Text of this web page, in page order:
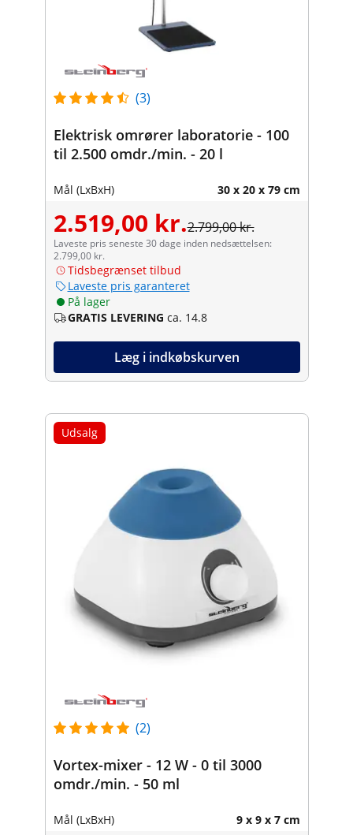
(3)
Elektrisk omrører laboratorie - 100
til 2.500 omdr./min. - 20 l
Mål (LxBxH) 30 x 20 x 79 cm
2.519,00 kr.2.799,00 kr.
Laveste pris seneste 30 dage inden nedsættelsen:
2.799,00 kr.
Tidsbegrænset tilbud
Laveste pris garanteret
På lager
GRATIS LEVERING ca. 14.8
Læg i indkøbskurven
Udsalg
(2)
Vortex-mixer - 12 W - 0 til 3000
omdr./min. - 50 ml
Mål (LxBxH) 9 x 9 x 7 cm